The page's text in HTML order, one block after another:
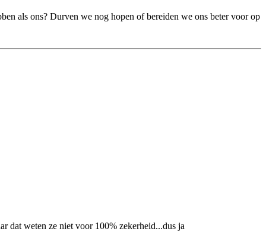
als ons? Durven we nog hopen of bereiden we ons beter voor op
dat weten ze niet voor 100% zekerheid...dus ja